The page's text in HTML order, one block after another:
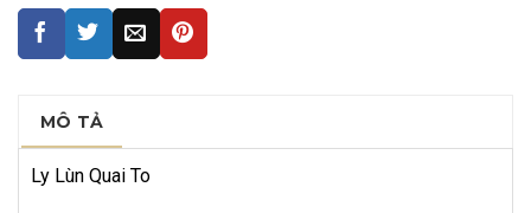
MÔ TẢ
Ly Lùn Quai To